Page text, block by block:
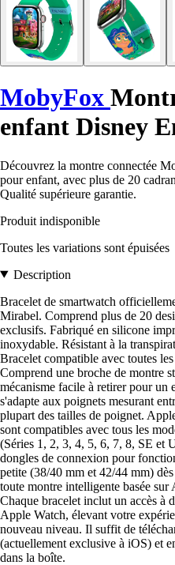
MobyFox
enfant Disney
Découvrez la montre connectée
pour enfant, avec plus de 20
Qualité supérieure garantie.
Produit indisponible
Toutes les variations sont épuisées
Description
Bracelet de smartwatch
Mirabel. Comprend plus de 20
exclusifs. Fabriqué en silicone
inoxydable. Résistant à la
Bracelet compatible avec toutes
Comprend une broche de montre
mécanisme facile à retirer pour un
s'adapte aux poignets mesurant
plupart des tailles de poignet.
sont compatibles avec tous les
(Séries 1, 2, 3, 4, 5, 6, 7, 8, SE et
dongles de connexion pour
petite (38/40 mm et 42/44 mm)
toute montre intelligente basée
Chaque bracelet inclut un accès à
Apple Watch, élevant votre
nouveau niveau. Il suffit de
(actuellement exclusive à iOS) et
dans la boîte.